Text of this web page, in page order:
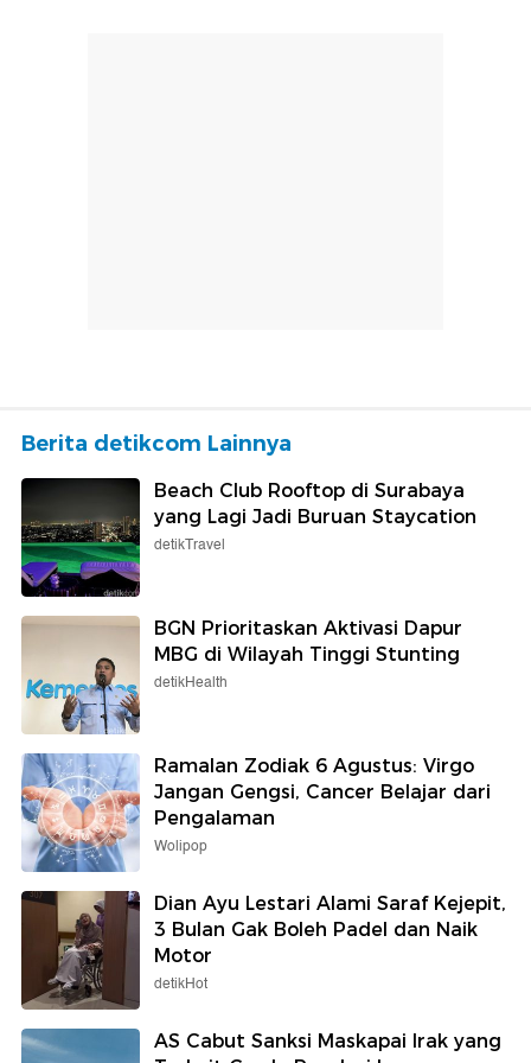
Berita detikcom Lainnya
Beach Club Rooftop di Surabaya
yang Lagi Jadi Buruan Staycation
detikTravel
BGN Prioritaskan Aktivasi Dapur
MBG di Wilayah Tinggi Stunting
detikHealth
Ramalan Zodiak 6 Agustus: Virgo
Jangan Gengsi, Cancer Belajar dari
Pengalaman
Wolipop
Dian Ayu Lestari Alami Saraf Kejepit,
3 Bulan Gak Boleh Padel dan Naik
Motor
detikHot
AS Cabut Sanksi Maskapai Irak yang